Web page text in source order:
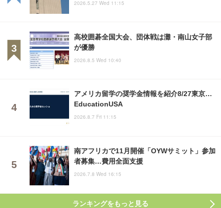
2026.5.27 Wed 11:15
高校囲碁全国大会、団体戦は灘・南山女子部
が優勝
2026.8.5 Wed 10:40
アメリカ留学の奨学金情報を紹介8/27東京…
EducationUSA
2026.8.7 Fri 11:15
南アフリカで11月開催「OYWサミット」参加
者募集…費用全面支援
2026.7.8 Wed 16:15
ランキングをもっと見る